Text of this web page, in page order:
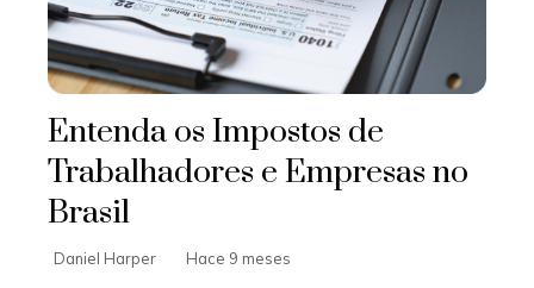
Entenda os Impostos de
Trabalhadores e Empresas no
Brasil
Daniel Harper Hace 9 meses